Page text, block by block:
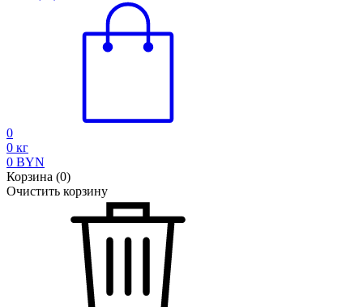
0
0 кг
0 BYN
Корзина (0)
Очистить корзину